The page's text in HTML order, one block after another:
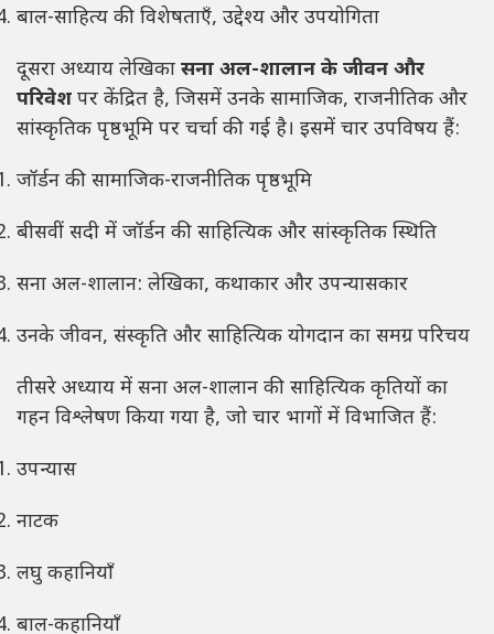
बाल-साहित्य की विशेषताएँ, उद्देश्य और उपयोगिता
दूसरा अध्याय लेखिका सना अल-शालान के जीवन और
परिवेश पर केंद्रित है, जिसमें उनके सामाजिक, राजनीतिक और
सांस्कृतिक पृष्ठभूमि पर चर्चा की गई है। इसमें चार उपविषय हैं:
जॉर्डन की सामाजिक-राजनीतिक पृष्ठभूमि
बीसवीं सदी में जॉर्डन की साहित्यिक और सांस्कृतिक स्थिति
सना अल-शालान: लेखिका, कथाकार और उपन्यासकार
उनके जीवन, संस्कृति और साहित्यिक योगदान का समग्र परिचय
तीसरे अध्याय में सना अल-शालान की साहित्यिक कृतियों का
गहन विश्लेषण किया गया है, जो चार भागों में विभाजित हैं:
उपन्यास
नाटक
लघु कहानियाँ
बाल-कहानियाँ